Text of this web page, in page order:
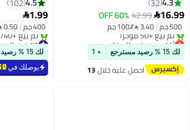
16.99
42.99
60% OFF
500 جم |
أقل سعر في السنة
توصيل مجاني
تم بيع +50 مؤخرًا
أقل سعر في السنة
لك 15 % رصيد مسترجع + 1
احصل عليه خلال13
اغسطس
1.99
400 جم |
#1 في المعكرونة
بتخلّص
تم بيع +740 مؤخرًا
#1 في المعكرونة
لك 15 % رصيد مسترجع
يوصلك في58